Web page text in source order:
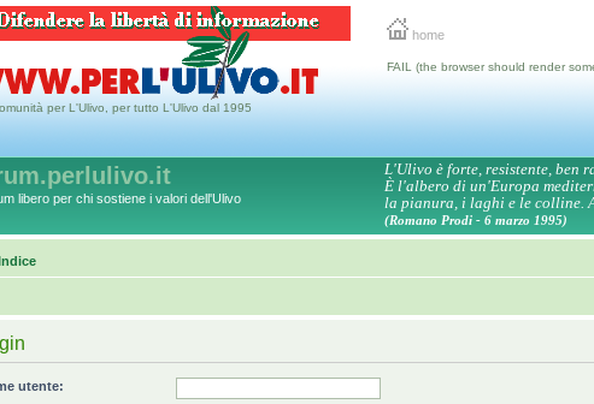
home
per L'Ulivo, per tutto L'Ulivo dal 1995
FAIL (the browser should render
libero per chi sostiene i valori dell'Ulivo
L'Ulivo è forte, resistente, ben
È l'albero di un'Europa
la pianura, i laghi e le colline.
(Romano Prodi - 6 marzo 1995)
utente: